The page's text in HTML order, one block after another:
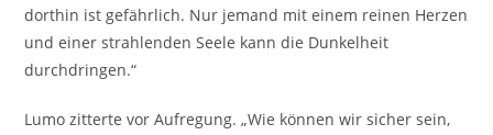
dorthin ist gefährlich. Nur jemand mit einem reinen Herzen
und einer strahlenden Seele kann die Dunkelheit
durchdringen.“
Lumo zitterte vor Aufregung. „Wie können wir sicher sein,